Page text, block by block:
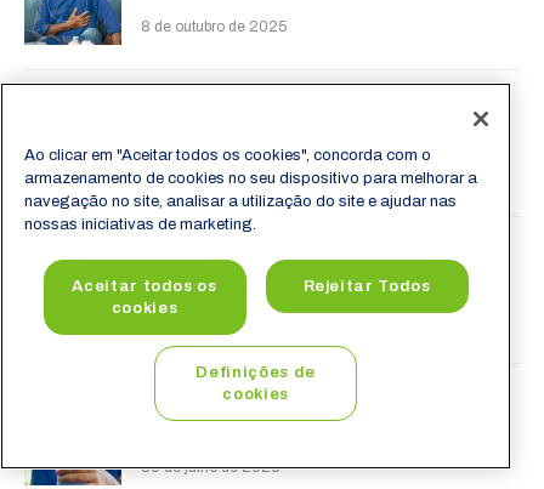
8 de outubro de 2025
ultraprocessados e diabetes tipo 2
30 de setembro de 2025
fase pré-analítica
15 de setembro de 2025
Impactos da desidratação na
interpretação de exames laboratoriais
30 de julho de 2025
Ao clicar em "Aceitar todos os cookies", concorda com o
armazenamento de cookies no seu dispositivo para melhorar a
navegação no site, analisar a utilização do site e ajudar nas
nossas iniciativas de marketing.
Aceitar todos os
cookies
Rejeitar Todos
Definições de
cookies